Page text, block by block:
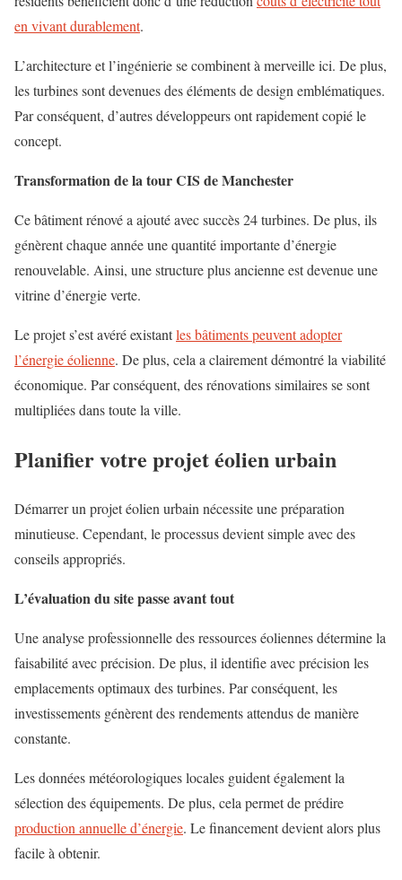
en vivant durablement.
L’architecture et l’ingénierie se combinent à merveille ici. De plus,
les turbines sont devenues des éléments de design emblématiques.
Par conséquent, d’autres développeurs ont rapidement copié le
concept.
Transformation de la tour CIS de Manchester
Ce bâtiment rénové a ajouté avec succès 24 turbines. De plus, ils
génèrent chaque année une quantité importante d’énergie
renouvelable. Ainsi, une structure plus ancienne est devenue une
vitrine d’énergie verte.
Le projet s’est avéré existantles bâtiments peuvent adopter
l’énergie éolienne. De plus, cela a clairement démontré la viabilité
économique. Par conséquent, des rénovations similaires se sont
multipliées dans toute la ville.
Planifier votre projet éolien urbain
Démarrer un projet éolien urbain nécessite une préparation
minutieuse. Cependant, le processus devient simple avec des
conseils appropriés.
L’évaluation du site passe avant tout
Une analyse professionnelle des ressources éoliennes détermine la
faisabilité avec précision. De plus, il identifie avec précision les
emplacements optimaux des turbines. Par conséquent, les
investissements génèrent des rendements attendus de manière
constante.
Les données météorologiques locales guident également la
sélection des équipements. De plus, cela permet de prédire
production annuelle d’énergie. Le financement devient alors plus
facile à obtenir.